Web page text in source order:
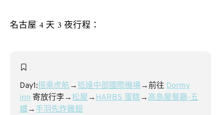
名古屋 4 天 3 夜行程：
Day1:搭乘虎航→抵達中部國際機場→前往 Dormy
inn 寄放行李→松屋 → HARBS 蛋糕→ 高島屋餐廳-五
鐵→ 手羽先炸雞翅